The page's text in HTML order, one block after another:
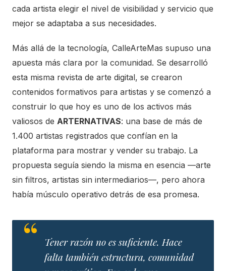
cada artista elegir el nivel de visibilidad y servicio que
mejor se adaptaba a sus necesidades.
Más allá de la tecnología, CalleArteMas supuso una
apuesta más clara por la comunidad. Se desarrolló
esta misma revista de arte digital, se crearon
contenidos formativos para artistas y se comenzó a
construir lo que hoy es uno de los activos más
valiosos de ARTERNATIVAS: una base de más de
1.400 artistas registrados que confían en la
plataforma para mostrar y vender su trabajo. La
propuesta seguía siendo la misma en esencia —arte
sin filtros, artistas sin intermediarios—, pero ahora
había músculo operativo detrás de esa promesa.
Tener razón no es suficiente. Hace
falta también estructura, comunidad